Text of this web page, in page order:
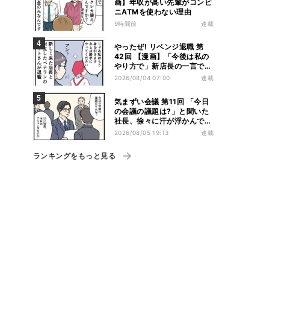
画】年収が高い先輩がコンビ
ニATMを使わない理由
9時間前 連載
やったぜ! リベンジ退職 第
42回 【漫画】「今後は私の
やり方で」新店長の一言でベ
テラン退職→崩壊した現場
2026/08/04 07:00 連載
気まずい会議 第11回 「今日
の会議の議題は?」と聞いた
社長、徐々に汗が浮かんでき
た
2026/08/05 19:13 連載
ランキングをもっと見る